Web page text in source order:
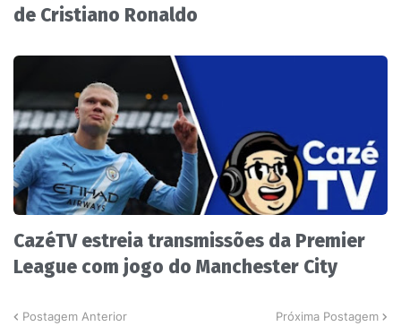
de Cristiano Ronaldo
CazéTV estreia transmissões da Premier
League com jogo do Manchester City
Postagem Anterior Próxima Postagem